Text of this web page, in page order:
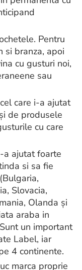
Pentru
si branza, apoi
cu gusturi noi,
sau
care i-a ajutat
de produsele
cu care
a ajutat foarte
si sa fie
Slovacia,
Olanda și
araba in
un important
Label, iar
4 continente.
marca proprie